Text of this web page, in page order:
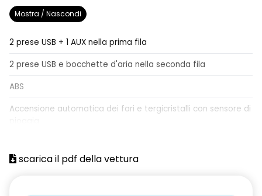
Mostra / Nascondi
2 prese USB + 1 AUX nella prima fila
2 prese USB e bocchette d'aria nella seconda fila
ABS
Accensione automatica dei fari e tergicristalli con sensore di
Airbag frontale passeggero (Disattivabile)
scarica il pdf della vettura